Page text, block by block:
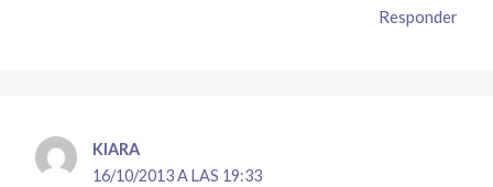
Responder
KIARA
16/10/2013 A LAS 19:33